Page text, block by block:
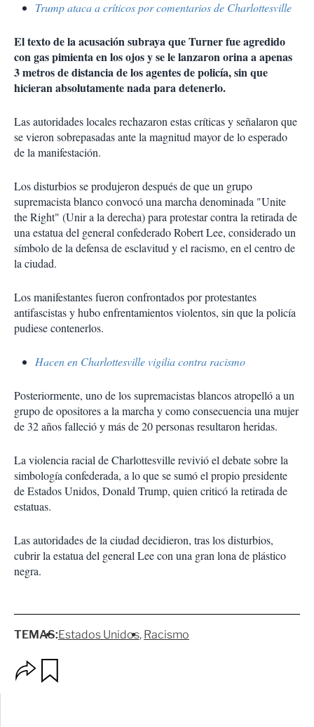
Trump ataca a críticos por comentarios de Charlottesville
El texto de la acusación subraya que Turner fue agredido
con gas pimienta en los ojos y se le lanzaron orina a apenas
3 metros de distancia de los agentes de policía, sin que
hicieran absolutamente nada para detenerlo.
Las autoridades locales rechazaron estas críticas y señalaron que
se vieron sobrepasadas ante la magnitud mayor de lo esperado
de la manifestación.
Los disturbios se produjeron después de que un grupo
supremacista blanco convocó una marcha denominada "Unite
the Right" (Unir a la derecha) para protestar contra la retirada de
una estatua del general confederado Robert Lee, considerado un
símbolo de la defensa de esclavitud y el racismo, en el centro de
la ciudad.
Los manifestantes fueron confrontados por protestantes
antifascistas y hubo enfrentamientos violentos, sin que la policía
pudiese contenerlos.
Hacen en Charlottesville vigilia contra racismo
Posteriormente, uno de los supremacistas blancos atropelló a un
grupo de opositores a la marcha y como consecuencia una mujer
de 32 años falleció y más de 20 personas resultaron heridas.
La violencia racial de Charlottesville revivió el debate sobre la
simbología confederada, a lo que se sumó el propio presidente
de Estados Unidos, Donald Trump, quien criticó la retirada de
estatuas.
Las autoridades de la ciudad decidieron, tras los disturbios,
cubrir la estatua del general Lee con una gran lona de plástico
negra.
TEMAS:Estados Unidos Racismo